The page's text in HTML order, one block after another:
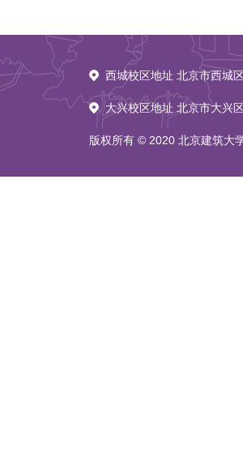
西城校区地址 北京市西城
大兴校区地址 北京市大兴
版权所有 © 2020 北京建筑大